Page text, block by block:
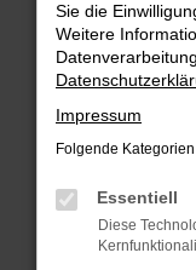
Beim Laden ist
Hier sind ein
Sie die
Weitere
Impressum
Folgende
Essentiell
Diese